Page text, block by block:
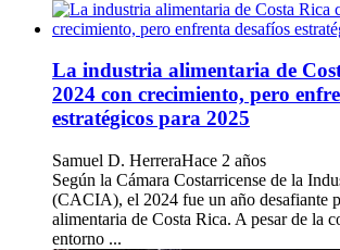
La industria alimentaria de
2024 con crecimiento, pero
estratégicos para 2025
Samuel D. HerreraHace 2 años
Según la Cámara Costarricense de la
(CACIA), el 2024 fue un año desafiante
alimentaria de Costa Rica. A pesar de la
entorno ...